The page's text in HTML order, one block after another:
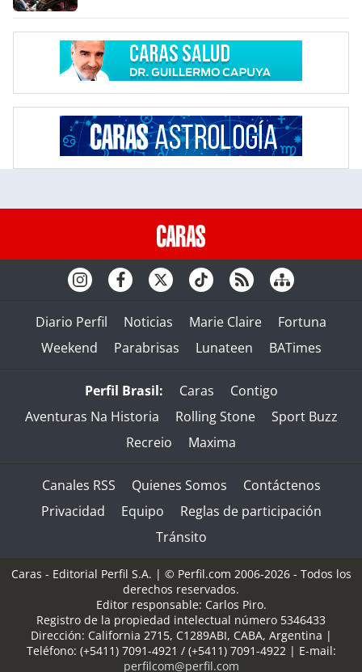
Diario Perfil Noticias Marie Claire
Fortuna
Weekend
Parabrisas Lunateen BATimes
Perfil Brasil: Caras
Contigo
Aventuras Na Historia
Rolling Stone
Sport Buzz
Recreio
Maxima
Canales RSS Quienes Somos
Contáctenos
Privacidad
Equipo
Reglas de participación
Tránsito
Caras - Editorial Perfil S.A. | © Perfil.com 2006-2026 - Todos los
derechos reservados.
Editor responsable: Carlos Piro.
Registro de la propiedad intelectual número 5346433
Dirección: California 2715, C1289ABI, CABA, Argentina |
Teléfono: (+5411) 7091-4921 / (+5411) 7091-4922 | E-mail:
perfilcom@perfil.com